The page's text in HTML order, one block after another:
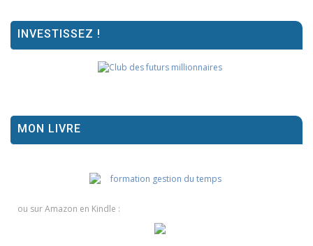
INVESTISSEZ !
MON LIVRE
ou sur Amazon en Kindle :